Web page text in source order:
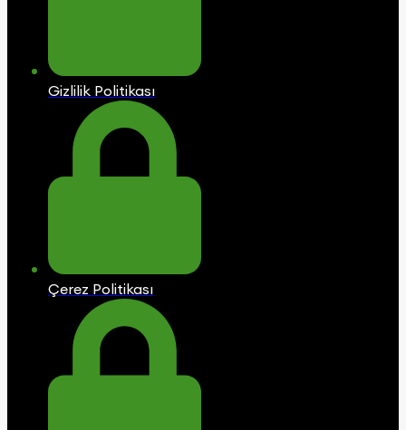
Gizlilik Politikası
Çerez Politikası